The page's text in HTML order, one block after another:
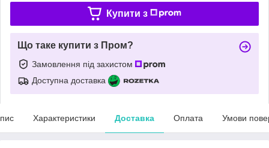
Купити з
Що таке купити з Пром?
Замовлення під захистом
Доступна доставка
Характеристики Доставка Оплата Умови